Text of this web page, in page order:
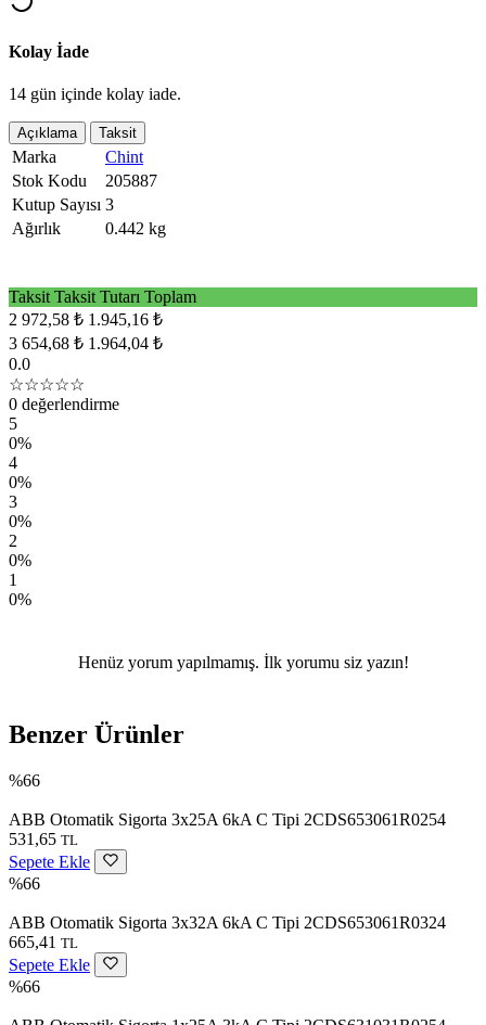
Kolay İade
14 gün içinde kolay iade.
Açıklama Taksit
Marka
Chint
Stok Kodu
205887
Kutup Sayısı 3
Ağırlık
0.442 kg
Taksit Taksit Tutarı Toplam
2 972,58 ₺ 1.945,16 ₺
3 654,68 ₺ 1.964,04 ₺
0.0
☆☆☆☆☆
0 değerlendirme
5
0%
4
0%
3
0%
2
0%
1
0%
Henüz yorum yapılmamış. İlk yorumu siz yazın!
Benzer Ürünler
%66
ABB Otomatik Sigorta 3x25A 6kA C Tipi 2CDS653061R0254
531,65 TL
Sepete Ekle
%66
ABB Otomatik Sigorta 3x32A 6kA C Tipi 2CDS653061R0324
665,41 TL
Sepete Ekle
%66